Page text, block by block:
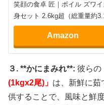
笑顔の食卓 匠｜ボイル ズワ
身セット 2.6kg超（総重量約
Amazon
３. **かにまみれ**: 彼らの
(1kgx2尾)」 は、新鮮に茹
供することで、風味と鮮